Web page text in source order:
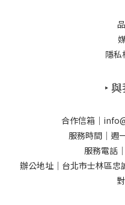
隱私
‣
合作信箱｜
服務時間｜週
服務電話
辦公地址｜台北市士林區忠